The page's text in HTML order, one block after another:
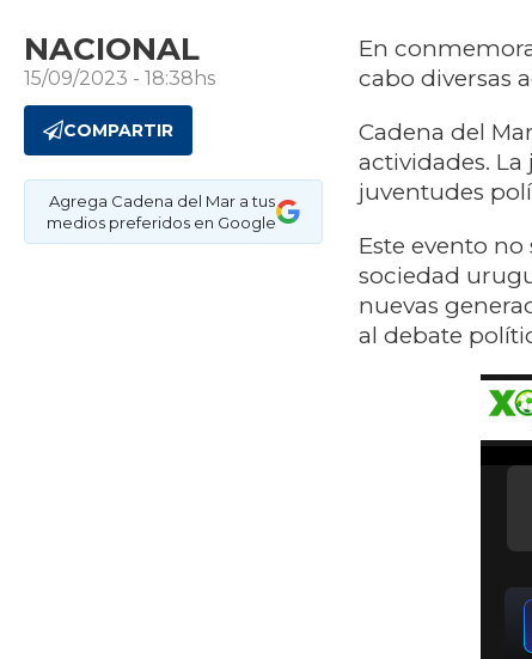
NACIONAL
15/09/2023 - 18:38hs
COMPARTIR
Agrega Cadena del Mar a tus
medios preferidos en Google
En
cabo diversas
Cadena del
actividades.
juventudes
Este evento
sociedad
nuevas
al debate